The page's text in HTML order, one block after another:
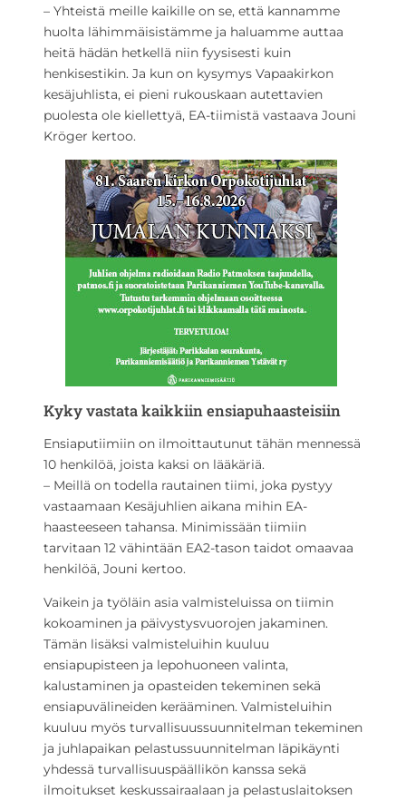
– Yhteistä meille kaikille on se, että kannamme
huolta lähimmäisistämme ja haluamme auttaa
heitä hädän hetkellä niin fyysisesti kuin
henkisestikin. Ja kun on kysymys Vapaakirkon
kesäjuhlista, ei pieni rukouskaan autettavien
puolesta ole kiellettyä, EA-tiimistä vastaava Jouni
Kröger kertoo.
Kyky vastata kaikkiin ensiapuhaasteisiin
Ensiaputiimiin on ilmoittautunut tähän mennessä
10 henkilöä, joista kaksi on lääkäriä.
– Meillä on todella rautainen tiimi, joka pystyy
vastaamaan Kesäjuhlien aikana mihin EA-
haasteeseen tahansa. Minimissään tiimiin
tarvitaan 12 vähintään EA2-tason taidot omaavaa
henkilöä, Jouni kertoo.
Vaikein ja työläin asia valmisteluissa on tiimin
kokoaminen ja päivystysvuorojen jakaminen.
Tämän lisäksi valmisteluihin kuuluu
ensiapupisteen ja lepohuoneen valinta,
kalustaminen ja opasteiden tekeminen sekä
ensiapuvälineiden kerääminen. Valmisteluihin
kuuluu myös turvallisuussuunnitelman tekeminen
ja juhlapaikan pelastussuunnitelman läpikäynti
yhdessä turvallisuuspäällikön kanssa sekä
ilmoitukset keskussairaalaan ja pelastuslaitoksen